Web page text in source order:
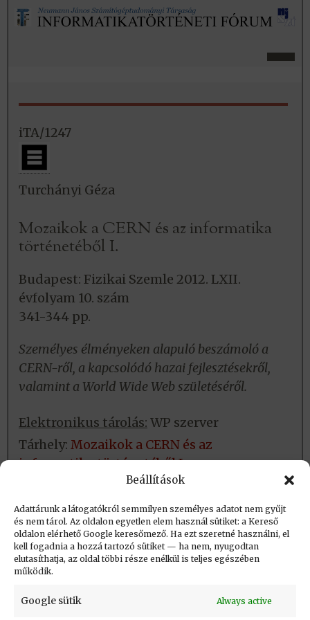
Beállítások
Adattárunk a látogatókról semmilyen személyes adatot nem gyűjt
és nem tárol. Az oldalon egyetlen elem használ sütiket: a Kereső
oldalon elérhető Google keresőmező. Ha ezt szeretné használni, el
kell fogadnia a hozzá tartozó sütiket — ha nem, nyugodtan
elutasíthatja, az oldal többi része enélkül is teljes egészében
működik.
Google sütik Always active
iTA/1247
Turchányi Géza
Mozaikok a CERN és az informatika
történetéből I.
Budapest: Fizikai Szemle 2012. LXII.
évfolyam 10. szám
341-344 pp.
Személyes élményeken alapuló beszámoló a
CERN-ről, a kapcsolódó hazai fejlesztésekről,
valamint a World Wide Web születéséről.
Elektronikus tárolás: WP szerver
Tárhely: Mozaikok a CERN és az
informatika történetéből I.
Létrehozva: 2021.02.16. 08:09
Utolsó módosítás: 2023.09.01. 20:45